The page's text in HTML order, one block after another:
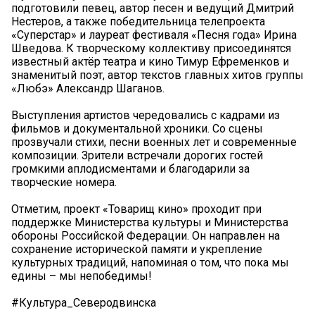
подготовили певец, автор песен и ведущий Дмитрий
Нестеров, а также победительница телепроекта
«Суперстар» и лауреат фестиваля «Песня года» Ирина
Шведова. К творческому коллективу присоединятся
известный актёр театра и кино Тимур Ефременков и
знаменитый поэт, автор текстов главных хитов группы
«Любэ» Александр Шаганов.
Выступления артистов чередовались с кадрами из
фильмов и документальной хроники. Со сцены
прозвучали стихи, песни военных лет и современные
композиции. Зрители встречали дорогих гостей
громкими аплодисментами и благодарили за
творческие номера.
Отметим, проект «Товарищ кино» проходит при
поддержке Министерства культуры и Министерства
обороны Российской Федерации. Он направлен на
сохранение исторической памяти и укрепление
культурных традиций, напоминая о том, что пока мы
едины – мы непобедимы!
#Культура_Северодвинска